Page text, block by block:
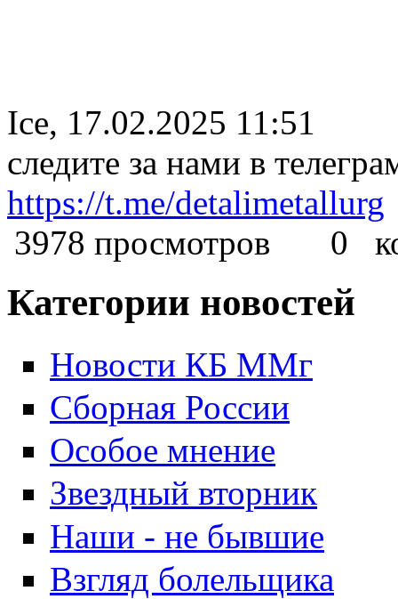
Ice, 17.02.2025 11:51
следите за нами в
https://t.me/detalimetallurg
3978 просмотров
0
Категории новостей
Новости КБ ММг
Сборная России
Особое мнение
Звездный вторник
Наши - не бывшие
Взгляд болельщика